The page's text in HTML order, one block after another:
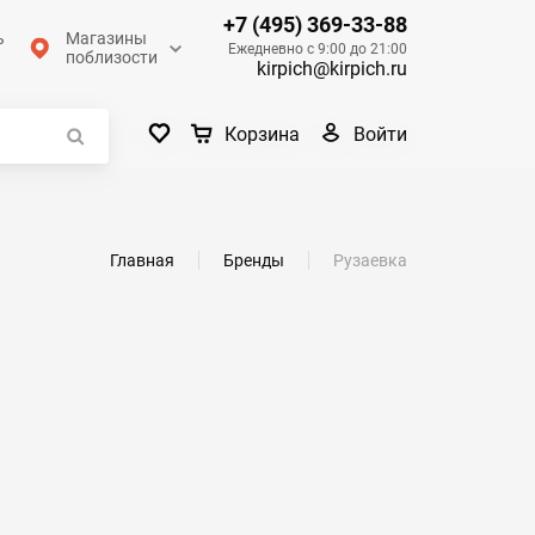
Магазины
поблизости
+7 (495) 369-33-88
Ежедневно с 9:00 до 21:00
kirpich@kirpich.ru
Корзина Войти
Главная Бренды Рузаевка